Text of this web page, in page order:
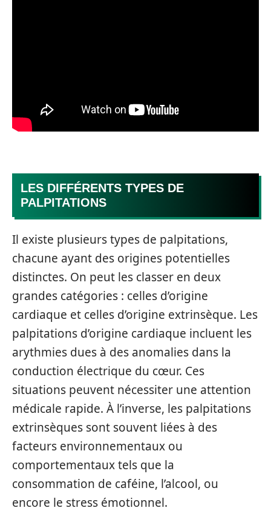
LES DIFFÉRENTS TYPES DE
PALPITATIONS
Il existe plusieurs types de palpitations,
chacune ayant des origines potentielles
distinctes. On peut les classer en deux
grandes catégories : celles d’origine
cardiaque et celles d’origine extrinsèque. Les
palpitations d’origine cardiaque incluent les
arythmies dues à des anomalies dans la
conduction électrique du cœur. Ces
situations peuvent nécessiter une attention
médicale rapide. À l’inverse, les palpitations
extrinsèques sont souvent liées à des
facteurs environnementaux ou
comportementaux tels que la
consommation de caféine, l’alcool, ou
encore le stress émotionnel.